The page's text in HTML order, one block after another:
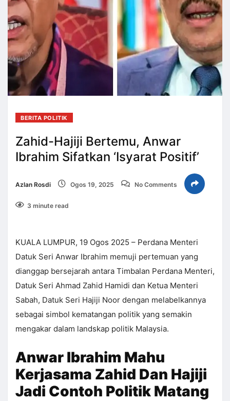
BERITA POLITIK
Zahid-Hajiji Bertemu, Anwar
Ibrahim Sifatkan ‘Isyarat Positif’
Azlan Rosdi Ogos 19, 2025 No Comments
3 minute read
KUALA LUMPUR, 19 Ogos 2025 – Perdana Menteri
Datuk Seri Anwar Ibrahim memuji pertemuan yang
dianggap bersejarah antara Timbalan Perdana Menteri,
Datuk Seri Ahmad Zahid Hamidi dan Ketua Menteri
Sabah, Datuk Seri Hajiji Noor dengan melabelkannya
sebagai simbol kematangan politik yang semakin
mengakar dalam landskap politik Malaysia.
Anwar Ibrahim Mahu
Kerjasama Zahid Dan Hajiji
Jadi Contoh Politik Matang